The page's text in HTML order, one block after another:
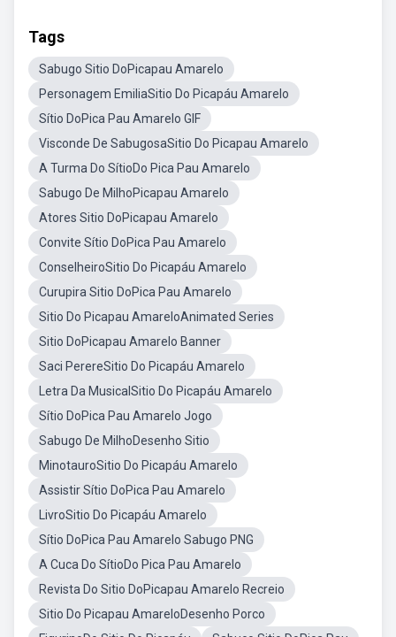
Tags
Sabugo Sitio DoPicapau Amarelo
Personagem EmiliaSitio Do Picapáu Amarelo
Sítio DoPica Pau Amarelo GIF
Visconde De SabugosaSitio Do Picapau Amarelo
A Turma Do SítioDo Pica Pau Amarelo
Sabugo De MilhoPicapau Amarelo
Atores Sitio DoPicapau Amarelo
Convite Sítio DoPica Pau Amarelo
ConselheiroSitio Do Picapáu Amarelo
Curupira Sitio DoPica Pau Amarelo
Sitio Do Picapau AmareloAnimated Series
Sitio DoPicapau Amarelo Banner
Saci PerereSitio Do Picapáu Amarelo
Letra Da MusicalSitio Do Picapáu Amarelo
Sítio DoPica Pau Amarelo Jogo
Sabugo De MilhoDesenho Sitio
MinotauroSitio Do Picapáu Amarelo
Assistir Sítio DoPica Pau Amarelo
LivroSitio Do Picapáu Amarelo
Sítio DoPica Pau Amarelo Sabugo PNG
A Cuca Do SítioDo Pica Pau Amarelo
Revista Do Sitio DoPicapau Amarelo Recreio
Sitio Do Picapau AmareloDesenho Porco